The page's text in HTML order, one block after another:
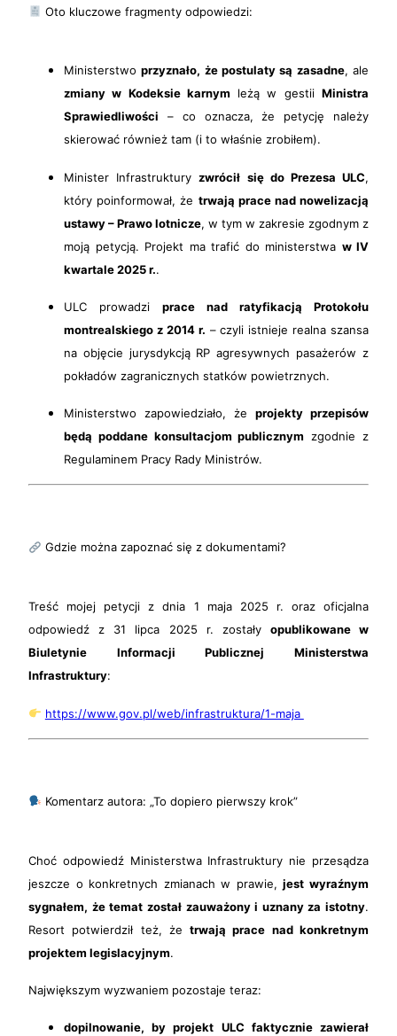
Oto kluczowe fragmenty odpowiedzi:
Ministerstwoprzyznało, że postulaty są zasadne, ale
zmiany w Kodeksie karnym leżą w gestiiMinistra
Sprawiedliwości – co oznacza, że petycję należy
skierować również tam (i to właśnie zrobiłem).
Minister Infrastrukturyzwrócił się do Prezesa ULC,
który poinformował, że trwają prace nad nowelizacją
ustawy – Prawo lotnicze, w tym w zakresie zgodnym z
moją petycją. Projekt ma trafić do ministerstwa w IV
kwartale 2025 r..
ULC prowadzi prace nad ratyfikacją Protokołu
montrealskiego z 2014 r. – czyli istnieje realna szansa
na objęcie jurysdykcją RP agresywnych pasażerów z
pokładów zagranicznych statków powietrznych.
Ministerstwo zapowiedziało, że projekty przepisów
będą poddane konsultacjom publicznym zgodnie z
Regulaminem Pracy Rady Ministrów.
Gdzie można zapoznać się z dokumentami?
Treść mojej petycji z dnia 1 maja 2025 r. oraz oficjalna
odpowiedź z 31 lipca 2025 r. zostały opublikowane w
Biuletynie Informacji Publicznej Ministerstwa
Infrastruktury:
https://www.gov.pl/web/infrastruktura/1-maja
Komentarz autora: „To dopiero pierwszy krok”
Choć odpowiedź Ministerstwa Infrastruktury nie przesądza
jeszcze o konkretnych zmianach w prawie,jest wyraźnym
sygnałem, że temat został zauważony i uznany za istotny.
Resort potwierdził też, żetrwają prace nad konkretnym
projektem legislacyjnym.
Największym wyzwaniem pozostaje teraz:
dopilnowanie, by projekt ULC faktycznie zawierał